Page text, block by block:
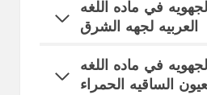
في ماده اللغه
العربيه لجهه الشرق
في ماده اللغه
الساقيه الحمراء